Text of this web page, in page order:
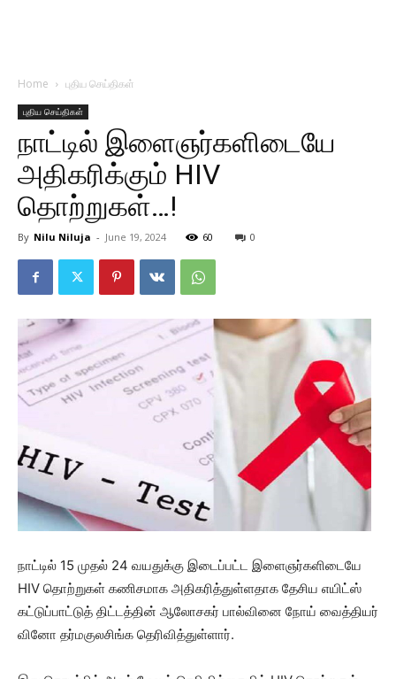
Home புதிய செய்திகள்
புதிய செய்திகள்
நாட்டில் இளைஞர்களிடையே
அதிகரிக்கும் HIV
தொற்றுகள்…!
By Nilu Niluja - June 19, 2024 60 0
நாட்டில் 15 முதல் 24 வயதுக்கு இடைப்பட்ட இளைஞர்களிடையே
HIV தொற்றுகள் கணிசமாக அதிகரித்துள்ளதாக தேசிய எயிட்ஸ்
கட்டுப்பாட்டுத் திட்டத்தின் ஆலோசகர் பால்வினை நோய் வைத்தியர்
வினோ தர்மகுலசிங்க தெரிவித்துள்ளார்.